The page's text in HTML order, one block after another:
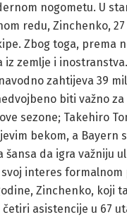
nogometu. U
redu, Zinchenko,
Zbog toga, prema
zemlje i
zahtijeva 39
biti važno za
sezone; Takehiro
bekom, a Bayern
da igra važniju
interes formalnom
Zinchenko, koji
asistencije u 67